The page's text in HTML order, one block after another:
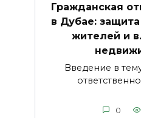
Гражданская
в Дубае:
жителей и
Введение в
0